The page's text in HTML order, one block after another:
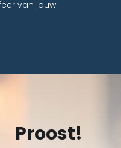
van jouw
Proost!